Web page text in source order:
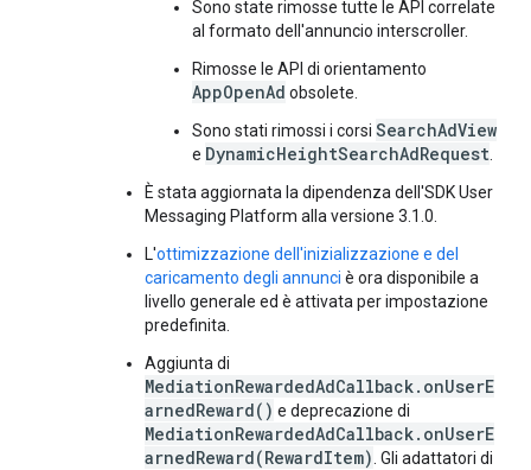
Sono state rimosse tutte le API correlate
al formato dell'annuncio interscroller.
Rimosse le API di orientamento
AppOpenAd obsolete.
Sono stati rimossi i corsi SearchAdView
e DynamicHeightSearchAdRequest
È stata aggiornata la dipendenza dell'SDK User
Messaging Platform alla versione 3.1.0.
L'ottimizzazione dell'inizializzazione e del
caricamento degli annunci è ora disponibile a
livello generale ed è attivata per impostazione
predefinita.
Aggiunta di
MediationRewardedAdCallback.onUserE
arnedReward() e deprecazione di
MediationRewardedAdCallback.onUserE
arnedReward(RewardItem) . Gli adattatori di